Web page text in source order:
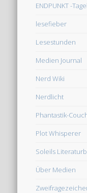
ENDPUNKT -
lesefieber
Lesestunden
Medien Journal
Nerd Wiki
Nerdlicht
Phantastik-
Plot Whisperer
Soleils
Über Medien